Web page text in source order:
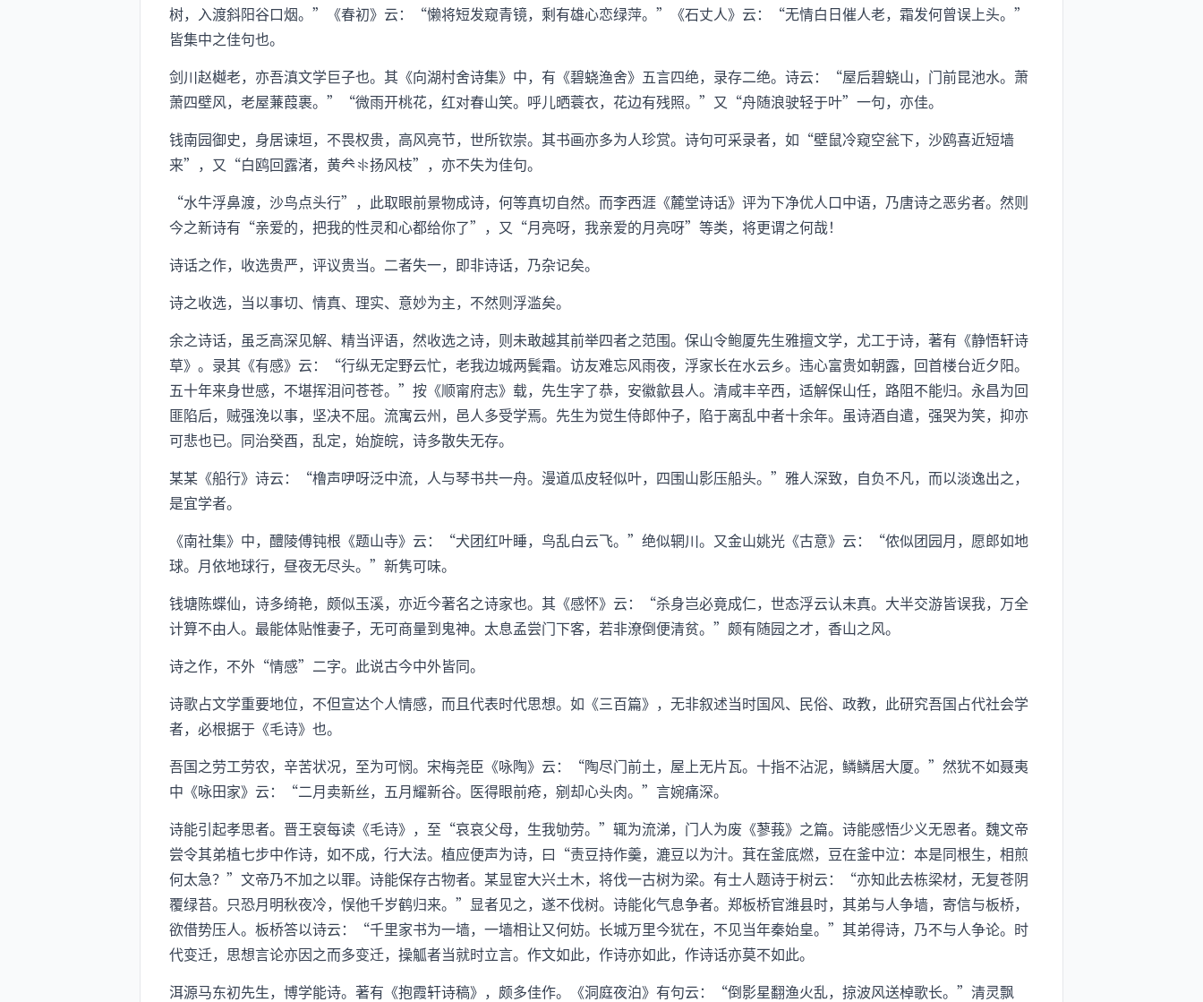
树，入渡斜阳谷口烟。”《春初》云：“懒将短发窥青镜，剩有雄心恋绿萍。”《石丈人》云：“无情白日催人老，霜发何曾误上头。”
皆集中之佳句也。
剑川赵樾老，亦吾滇文学巨子也。其《向湖村舍诗集》中，有《碧蛲渔舍》五言四绝，录存二绝。诗云：“屋后碧蛲山，门前昆池水。萧
萧四壁风，老屋蒹葭裹。”“微雨开桃花，红对春山笑。呼儿晒蓑衣，花边有残照。”又“舟随浪驶轻于叶”一句，亦佳。
钱南园御史，身居谏垣，不畏权贵，高风亮节，世所钦崇。其书画亦多为人珍赏。诗句可采录者，如“壁鼠冷窥空瓮下，沙鸥喜近短墙
来”，又“白鸥回露渚，黄扬风枝”，亦不失为佳句。
“水牛浮鼻渡，沙鸟点头行”，此取眼前景物成诗，何等真切自然。而李西涯《麓堂诗话》评为下净优人口中语，乃唐诗之恶劣者。然则
今之新诗有“亲爱的，把我的性灵和心都给你了”，又“月亮呀，我亲爱的月亮呀”等类，将更谓之何哉！
诗话之作，收选贵严，评议贵当。二者失一，即非诗话，乃杂记矣。
诗之收选，当以事切、情真、理实、意妙为主，不然则浮滥矣。
余之诗话，虽乏高深见解、精当评语，然收选之诗，则未敢越其前举四者之范围。保山令鲍厦先生雅擅文学，尤工于诗，著有《静悟轩诗
草》。录其《有感》云：“行纵无定野云忙，老我边城两鬓霜。访友难忘风雨夜，浮家长在水云乡。违心富贵如朝露，回首楼台近夕阳。
五十年来身世感，不堪挥泪问苍苍。”按《顺甯府志》载，先生字了恭，安徽歙县人。清咸丰辛西，适解保山任，路阻不能归。永昌为回
匪陷后，贼强浼以事，坚决不屈。流寓云州，邑人多受学焉。先生为觉生侍郎仲子，陷于离乱中者十余年。虽诗酒自遣，强哭为笑，抑亦
可悲也已。同治癸酉，乱定，始旋皖，诗多散失无存。
某某《船行》诗云：“橹声吚呀泛中流，人与琴书共一舟。漫道瓜皮轻似叶，四围山影压船头。”雅人深致，自负不凡，而以淡逸出之，
是宜学者。
《南社集》中，醴陵傅钝根《题山寺》云：“犬团红叶睡，鸟乱白云飞。”绝似辋川。又金山姚光《古意》云：“侬似团园月，愿郎如地
球。月依地球行，昼夜无尽头。”新隽可味。
钱塘陈蝶仙，诗多绮艳，颇似玉溪，亦近今著名之诗家也。其《感怀》云：“杀身岂必竟成仁，世态浮云认未真。大半交游皆误我，万全
计算不由人。最能体贴惟妻子，无可商量到鬼神。太息孟尝门下客，若非潦倒便清贫。”颇有随园之才，香山之风。
诗之作，不外“情感”二字。此说古今中外皆同。
诗歌占文学重要地位，不但宣达个人情感，而且代表时代思想。如《三百篇》，无非叙述当时国风、民俗、政教，此研究吾国占代社会学
者，必根据于《毛诗》也。
吾国之劳工劳农，辛苦状况，至为可悯。宋梅尧臣《咏陶》云：“陶尽门前土，屋上无片瓦。十指不沾泥，鳞鳞居大厦。”然犹不如聂夷
中《咏田家》云：“二月卖新丝，五月耀新谷。医得眼前疮，剜却心头肉。”言婉痛深。
诗能引起孝思者。晋王裒每读《毛诗》，至“哀哀父母，生我劬劳。”辄为流涕，门人为废《蓼莪》之篇。诗能感悟少义无恩者。魏文帝
尝令其弟植七步中作诗，如不成，行大法。植应便声为诗，曰“责豆持作羹，漉豆以为汁。萁在釜底燃，豆在釜中泣：本是同根生，相煎
何太急？”文帝乃不加之以罪。诗能保存古物者。某显宦大兴土木，将伐一古树为梁。有士人题诗于树云：“亦知此去栋梁材，无复苍阴
覆绿苔。只恐月明秋夜冷，悮他千岁鹤归来。”显者见之，遂不伐树。诗能化气息争者。郑板桥官潍县时，其弟与人争墙，寄信与板桥，
欲借势压人。板桥答以诗云：“千里家书为一墙，一墙相让又何妨。长城万里今犹在，不见当年秦始皇。”其弟得诗，乃不与人争论。时
代变迁，思想言论亦因之而多变迁，操觚者当就时立言。作文如此，作诗亦如此，作诗话亦莫不如此。
洱源马东初先生，博学能诗。著有《抱霞轩诗稿》，颇多佳作。《洞庭夜泊》有句云：“倒影星翻渔火乱，掠波风送棹歌长。”清灵飘